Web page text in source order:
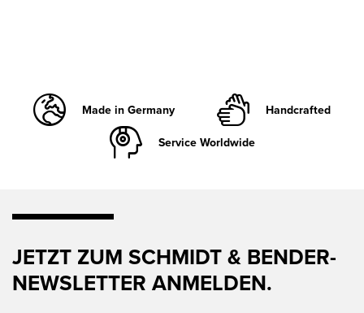
Made in Germany
Handcrafted
Service Worldwide
JETZT ZUM SCHMIDT & BENDER-
NEWSLETTER ANMELDEN.